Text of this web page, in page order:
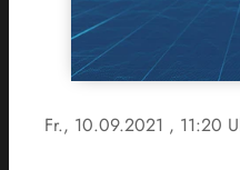
Fr., 10.09.2021 , 11:20